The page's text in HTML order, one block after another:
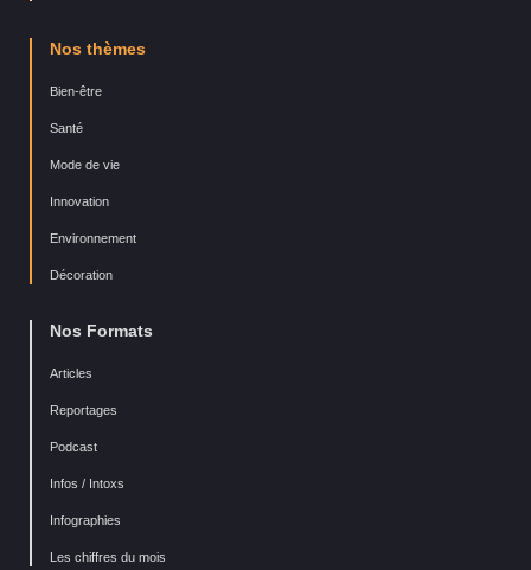
Nos thèmes
Bien-être
Santé
Mode de vie
Innovation
Environnement
Décoration
Nos Formats
Articles
Reportages
Podcast
Infos / Intoxs
Infographies
Les chiffres du mois